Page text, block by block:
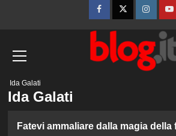
FacebookTwitter
principale
Ida Galati
Ida Galati
Fatevi ammaliare dalla magia